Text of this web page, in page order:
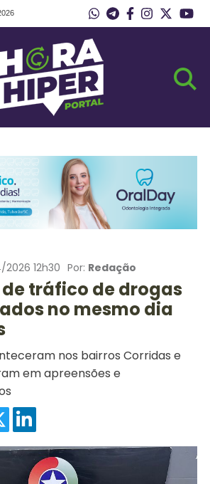
2026 12h30 Por: Redação
de tráfico de drogas
no mesmo dia
nos bairros Corridas e
em apreensões e